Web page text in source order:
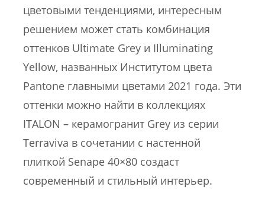
цветовыми тенденциями, интересным
решением может стать комбинация
оттенков Ultimate Grey и Illuminating
Yellow, названных Институтом цвета
Pantone главными цветами 2021 года. Эти
оттенки можно найти в коллекциях
ITALON – керамогранит Grey из серии
Terraviva в сочетании с настенной
плиткой Senape 40×80 создаст
современный и стильный интерьер.